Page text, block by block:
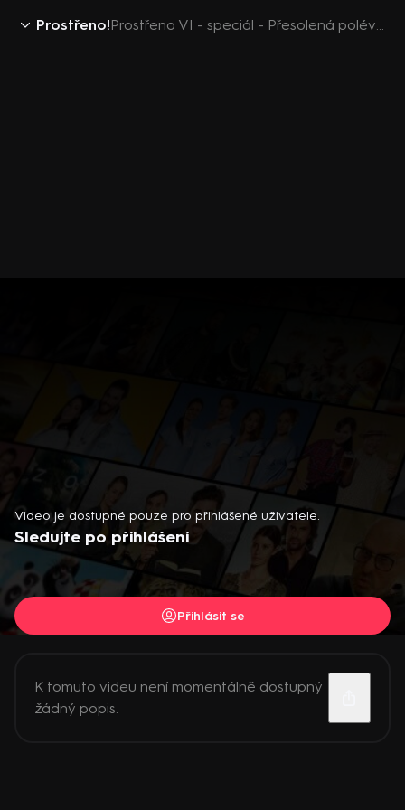
Prostřeno! Prostřeno VI - speciál - Přesolená polévka (37. týden)
Video je dostupné pouze pro přihlášené uživatele.
Sledujte po přihlášení
Přihlásit se
K tomuto videu není momentálně dostupný
žádný popis.